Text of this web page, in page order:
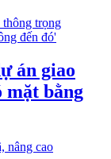
án giao
mặt bằng